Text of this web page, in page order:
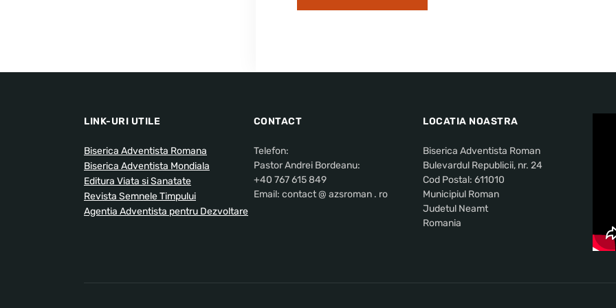
LINK-URI UTILE
Biserica Adventista Romana
Biserica Adventista Mondiala
Editura Viata si Sanatate
Revista Semnele Timpului
Agentia Adventista pentru Dezvoltare
CONTACT
Telefon:
Pastor Andrei Bordeanu:
+40 767 615 849
Email: contact @ azsroman . ro
LOCATIA NOASTRA
Biserica Adventista Roman
Bulevardul Republicii, nr. 24
Cod Postal: 611010
Municipiul Roman
Judetul Neamt
Romania